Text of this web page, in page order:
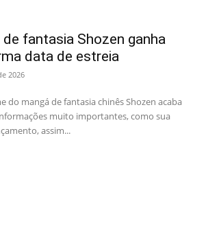
fantasia Shozen ganha
data de estreia
2026
do mangá de fantasia chinês Shozen acaba
muito importantes, como sua
assim...